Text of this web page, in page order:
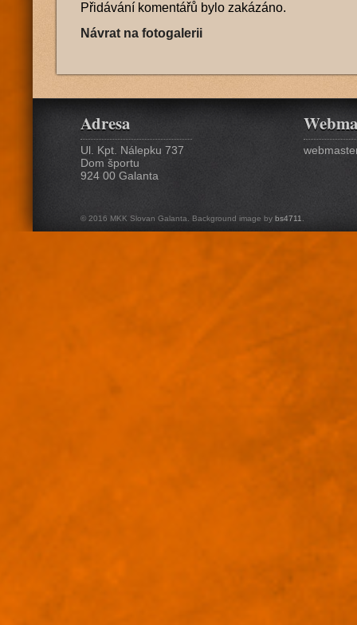
Přidávání komentářů bylo zakázáno.
Návrat na fotogalerii
Adresa
Ul. Kpt. Nálepku 737
Dom športu
924 00 Galanta
© 2016 MKK Slovan Galanta. Background image by bs4711